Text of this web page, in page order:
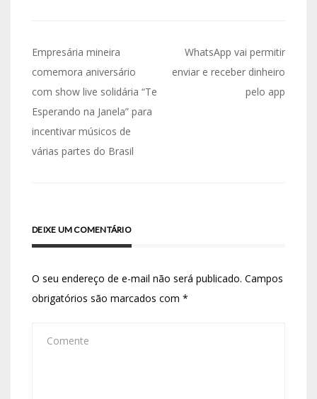
Empresária mineira
comemora aniversário
com show live solidária “Te
Esperando na Janela” para
incentivar músicos de
várias partes do Brasil
WhatsApp vai permitir
enviar e receber dinheiro
pelo app
DEIXE UM COMENTÁRIO
O seu endereço de e-mail não será publicado. Campos
obrigatórios são marcados com *